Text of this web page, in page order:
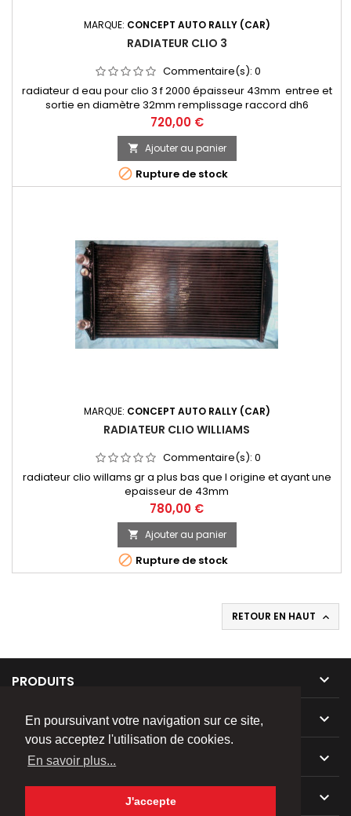
En poursuivant votre navigation sur ce site,
vous acceptez l'utilisation de cookies.
En savoir plus...
J'accepte
MARQUE: CONCEPT AUTO RALLY (CAR)
RADIATEUR CLIO 3
Commentaire(s): 0
radiateur d eau pour clio 3 f 2000 épaisseur 43mm entree et
sortie en diamètre 32mm remplissage raccord dh6
débulage m10*1 radiateur se monte incliné a environ 50°
Prix
720,00 €
 Ajouter au panier
 Rupture de stock
MARQUE: CONCEPT AUTO RALLY (CAR)
RADIATEUR CLIO WILLIAMS
Commentaire(s): 0
radiateur clio willams gr a plus bas que l origine et ayant une
epaisseur de 43mm
Prix
780,00 €
 Ajouter au panier
 Rupture de stock
RETOUR EN HAUT 
PRODUITS 
NOTRE SOCIÉTÉ 
VOTRE COMPTE 
